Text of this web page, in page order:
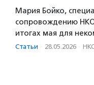
Мария Бойко,
сопровождению
итогах мая для
Статьи · 28.05.2026 ·